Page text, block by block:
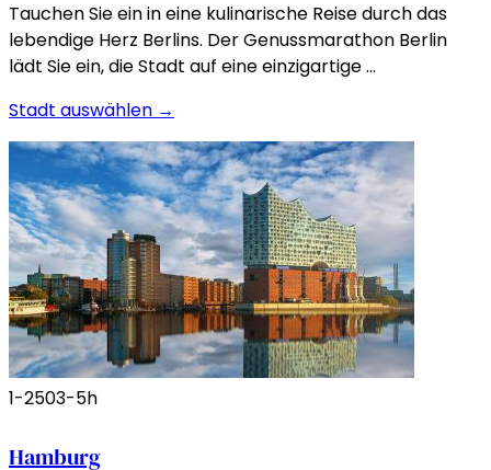
Tauchen Sie ein in eine kulinarische Reise durch das
lebendige Herz Berlins. Der Genussmarathon Berlin
lädt Sie ein, die Stadt auf eine einzigartige …
Stadt auswählen →
1-2503-5h
Hamburg